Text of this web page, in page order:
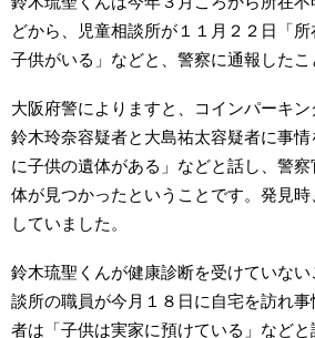
どから、児童相談所が１１月２２日「
子供がいる」などと、警察に通報したこ
大阪府警によりますと、コインパーキ
鈴木玲奈容疑者と大島祐太容疑者に事
に子供の遺体がある」などと話し、警
体が見つかったということです。発見
していました。
鈴木琉聖くんが健康診断を受けていな
談所の職員が今月１８日に自宅を訪れ
者は「子供は実家に預けている」などと